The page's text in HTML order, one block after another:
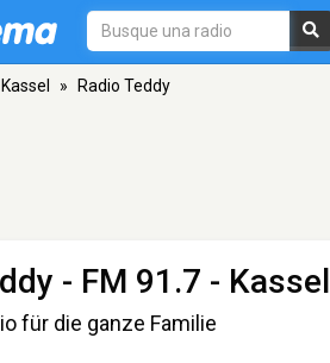
Kassel » Radio Teddy
- FM 91.7 - Kassel
für die ganze Familie